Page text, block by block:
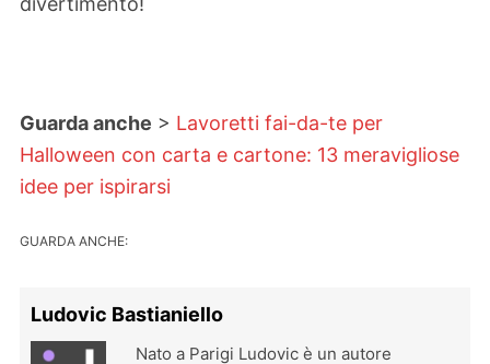
Guarda anche > Lavoretti fai-da-te per
Halloween con carta e cartone: 13 meravigliose
idee per ispirarsi
GUARDA ANCHE:
Ludovic Bastianiello
Nato a Parigi Ludovic è un autore